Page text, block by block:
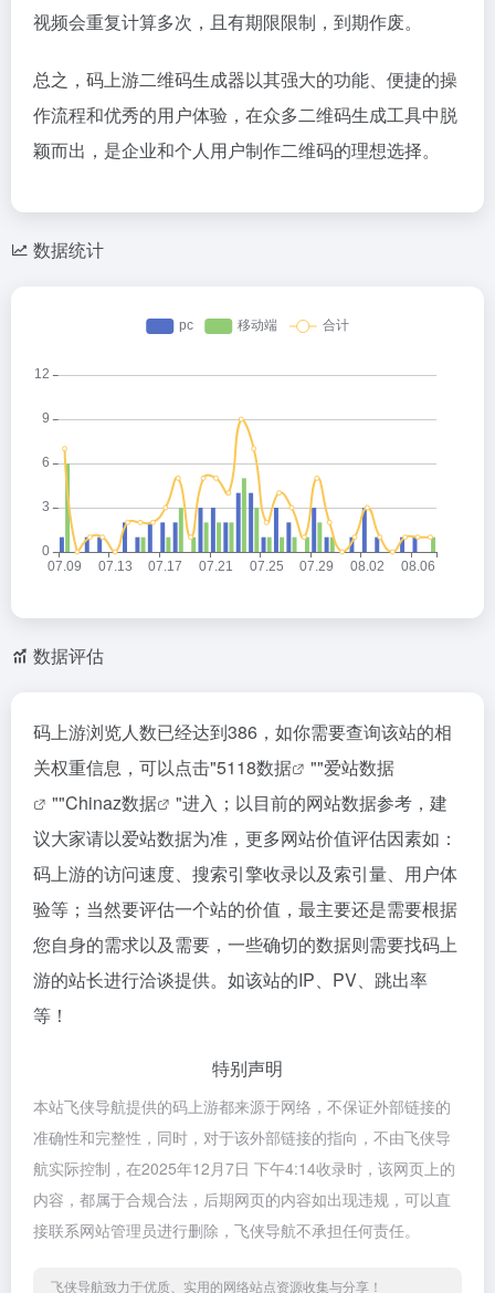
视频会重复计算多次，且有期限限制，到期作废。
总之，码上游二维码生成器以其强大的功能、便捷的操
作流程和优秀的用户体验，在众多二维码生成工具中脱
颖而出，是企业和个人用户制作二维码的理想选择。
数据统计
数据评估
码上游浏览人数已经达到386，如你需要查询该站的相
关权重信息，可以点击"5118数据 ""爱站数据
""Chinaz数据
"进入；以目前的网站数据参考，建
议大家请以爱站数据为准，更多网站价值评估因素如：
码上游的访问速度、搜索引擎收录以及索引量、用户体
验等；当然要评估一个站的价值，最主要还是需要根据
您自身的需求以及需要，一些确切的数据则需要找码上
游的站长进行洽谈提供。如该站的IP、PV、跳出率
等！
特别声明
本站飞侠导航提供的码上游都来源于网络，不保证外部链接的
准确性和完整性，同时，对于该外部链接的指向，不由飞侠导
航实际控制，在2025年12月7日 下午4:14收录时，该网页上的
内容，都属于合规合法，后期网页的内容如出现违规，可以直
接联系网站管理员进行删除，飞侠导航不承担任何责任。
飞侠导航致力于优质、实用的网络站点资源收集与分享！